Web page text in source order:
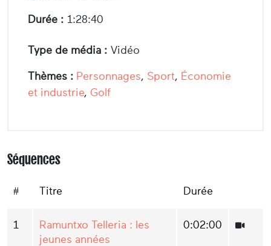
Durée : 1:28:40
Type de média : Vidéo
Thèmes : Personnages, Sport, Économie
et industrie, Golf
Séquences
# Titre Durée
1
Ramuntxo Telleria : les
jeunes années
0:02:00